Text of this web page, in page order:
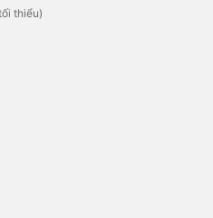
thiểu)